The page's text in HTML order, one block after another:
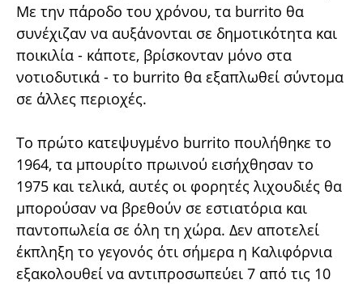
Με την πάροδο του χρόνου, τα burrito θα
συνέχιζαν να αυξάνονται σε δημοτικότητα και
ποικιλία - κάποτε, βρίσκονταν μόνο στα
νοτιοδυτικά - το burrito θα εξαπλωθεί σύντομα
σε άλλες περιοχές.
Το πρώτο κατεψυγμένο burrito πουλήθηκε το
1964, τα μπουρίτο πρωινού εισήχθησαν το
1975 και τελικά, αυτές οι φορητές λιχουδιές θα
μπορούσαν να βρεθούν σε εστιατόρια και
παντοπωλεία σε όλη τη χώρα. Δεν αποτελεί
έκπληξη το γεγονός ότι σήμερα η Καλιφόρνια
εξακολουθεί να αντιπροσωπεύει 7 από τις 10